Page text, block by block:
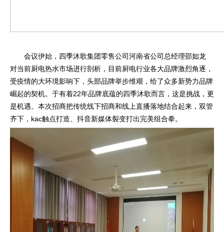
会议伊始，四季沐歌集团零售公司河南省公司总经理邵如龙
对当前厨电热水市场进行剖析，目前厨电行业各大品牌激烈角逐，
受疫情的大环境影响下，头部品牌举步维艰，给了众多新势力品牌
崛起的契机。于有着22年品牌底蕴的四季沐歌而言，这是挑战，更
是机遇。本次招商把传统线下招商和线上直播落地结合起来，双管
齐下，kac触点打造、抖音新媒体裂变打出完美组合拳。